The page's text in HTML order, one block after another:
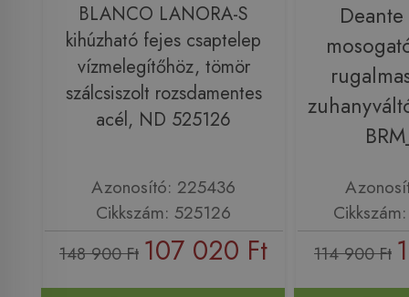
BLANCO LANORA-S
kihúzható fejes csaptelep
vízmelegítőhöz, tömör
szálcsiszolt rozsdamentes
acél, ND 525126
Azonosító: 225436
Cikkszám: 525126
148 900 Ft 107 020 Ft 114 900 Ft